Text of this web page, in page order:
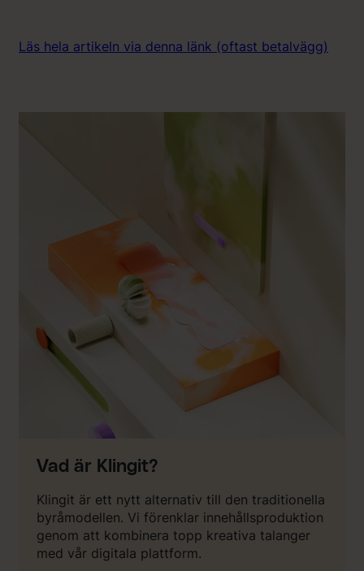
Läs hela artikeln via denna länk (oftast betalvägg)
Vad är Klingit?
Klingit är ett nytt alternativ till den traditionella
byråmodellen. Vi förenklar innehållsproduktion
genom att kombinera topp kreativa talanger
med vår digitala plattform.